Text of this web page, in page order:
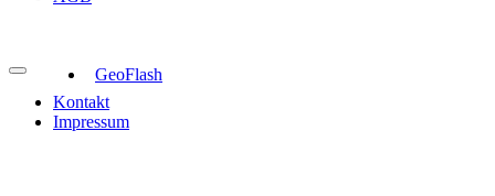
GeoFlash
Kontakt
Impressum